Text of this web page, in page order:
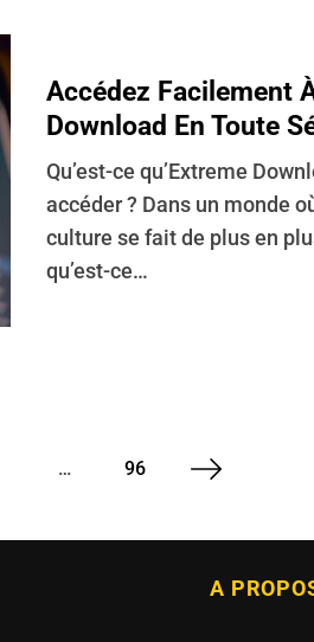
Accédez Facilement
Download En Toute
Qu’est-ce qu’Extreme
accéder ? Dans un monde
culture se fait de plus en
qu’est-ce…
… 96
A